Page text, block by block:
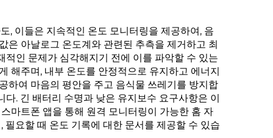
, 이들은 지속적인 온도 모니터링을 제공하여, 음
은 아날로그 온도계와 관련된 추측을 제거하고 최
인 문제가 심각해지기 전에 이를 파악할 수 있는
해주며, 내부 온도를 안정적으로 유지하고 에너지
하여 마음의 평안을 주고 음식물 쓰레기를 방지합
. 긴 배터리 수명과 낮은 유지보수 요구사항은 이
마트폰 앱을 통해 원격 모니터링이 가능한 홈 자
요할 때 온도 기록에 대한 문서를 제공할 수 있습